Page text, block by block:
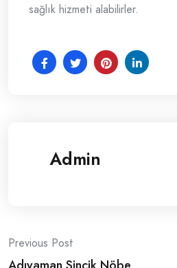
sağlık hizmeti alabilirler.
Admin
Post
Previous Post